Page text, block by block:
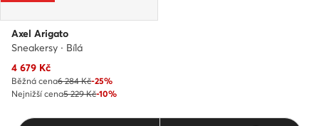
Axel Arigato
Sneakersy · Bílá
Aktuální cena
4 679 Kč
Běžná cena6 284 Kč-25%
Nejnižší cena5 229 Kč-10%